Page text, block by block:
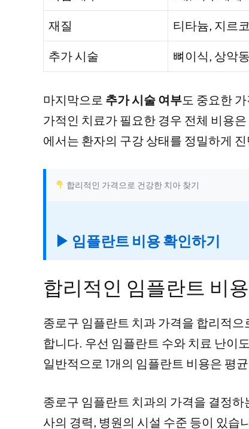
재질 티타늄, 지르
추가 시술 뼈이식, 상악
마지막으로 추가 시술 여부도 중요한
가적인 치료가 필요한 경우 전체 비용
에서는 환자의 구강 상태를 정밀하게
합리적인 가격으로 건강한 치아 찾기
▶ 임플란트 비용 확인하기
합리적인 임플란트 비
종로구 임플란트 치과 가격을 합리적
합니다. 우선 임플란트 수와 치료 난이
일반적으로 1개의 임플란트 비용은 평
종로구 임플란트 치과의 가격을 결정
사의 경력, 병원의 시설 수준 등이 있습